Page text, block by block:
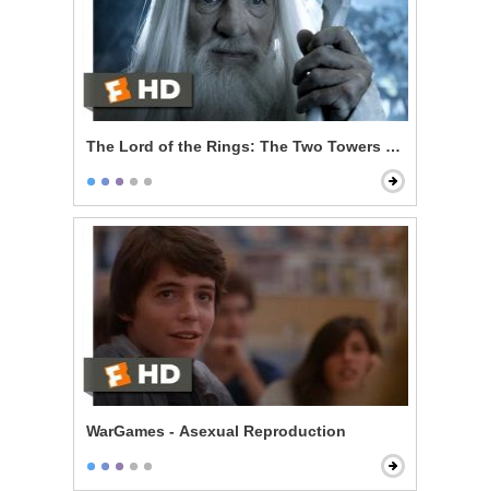
The Lord of the Rings: The Two Towers - Gandalf
WarGames - Asexual Reproduction